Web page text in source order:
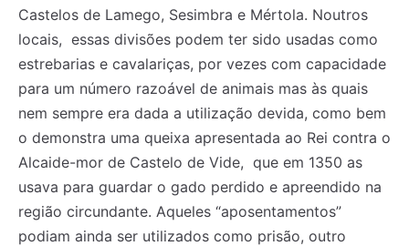
Castelos de Lamego, Sesimbra e Mértola. Noutros
locais, essas divisões podem ter sido usadas como
estrebarias e cavalariças, por vezes com capacidade
para um número razoável de animais mas às quais
nem sempre era dada a utilização devida, como bem
o demonstra uma queixa apresentada ao Rei contra o
Alcaide-mor de Castelo de Vide, que em 1350 as
usava para guardar o gado perdido e apreendido na
região circundante. Aqueles “aposentamentos”
podiam ainda ser utilizados como prisão, outro